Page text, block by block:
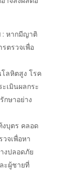
: หากมีญาติ
ตรวจเพื่อ
ลหิตสูง โรค
เมินผลกระ
กษาอย่าง
งบุตร คลอด
จเพื่อหา
งปลอดภัย
ะผู้ชายที่